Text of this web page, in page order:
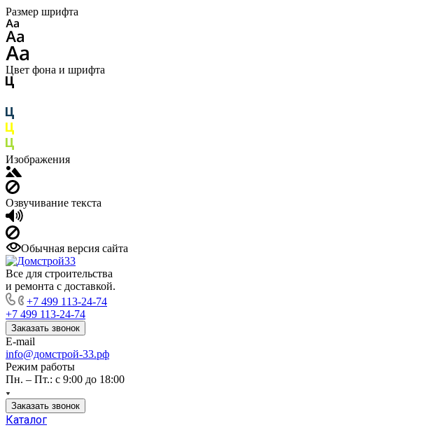
Размер шрифта
Цвет фона и шрифта
Изображения
Озвучивание текста
Обычная версия сайта
Все для строительства
и ремонта с доставкой.
+7 499 113-24-74
+7 499 113-24-74
Заказать звонок
E-mail
info@домстрой-33.рф
Режим работы
Пн. – Пт.: с 9:00 до 18:00
Заказать звонок
Каталог